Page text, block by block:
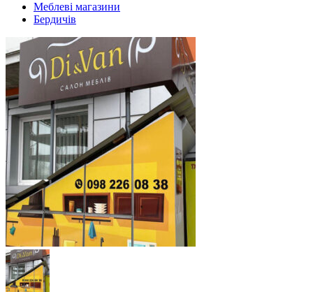
Меблеві магазини
Бердичів